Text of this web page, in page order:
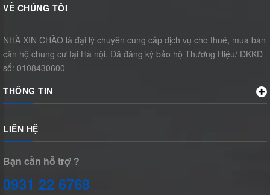
VỀ CHÚNG TÔI
NHÀ XIN CHÀO là đại lý chuyên cung cấp dịch vụ cho thuê, mua bán
căn hộ chung cư tại Hà nội. Đã đăng ký bảo hộ Thương Hiệu/ ĐKKD
số: 0108430600
THÔNG TIN
LIÊN HỆ
Bạn cần hỗ trợ ?
0931 22 6768